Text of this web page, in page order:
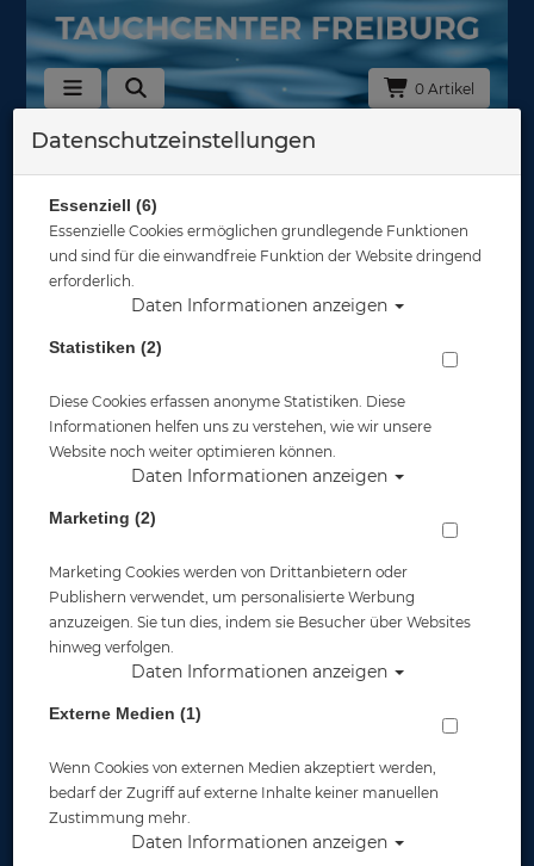
0 Artikel
Zurück
SAMSUNG - Divevolk - Seatouch 4 Max
Plus Adapter - 3D Druck
Artikelnr.: dv-DAFST4MAXPSAMSUNGmaster
Datenschutzeinstellungen
Essenziell (6)
Essenzielle Cookies ermöglichen grundlegende Funktionen
und sind für die einwandfreie Funktion der Website dringend
erforderlich.
Daten Informationen anzeigen
Statistiken (2)
Diese Cookies erfassen anonyme Statistiken. Diese
Informationen helfen uns zu verstehen, wie wir unsere
Website noch weiter optimieren können.
Daten Informationen anzeigen
Marketing (2)
Marketing Cookies werden von Drittanbietern oder
Publishern verwendet, um personalisierte Werbung
anzuzeigen. Sie tun dies, indem sie Besucher über Websites
hinweg verfolgen.
Daten Informationen anzeigen
Externe Medien (1)
Wenn Cookies von externen Medien akzeptiert werden,
bedarf der Zugriff auf externe Inhalte keiner manuellen
Zustimmung mehr.
Daten Informationen anzeigen